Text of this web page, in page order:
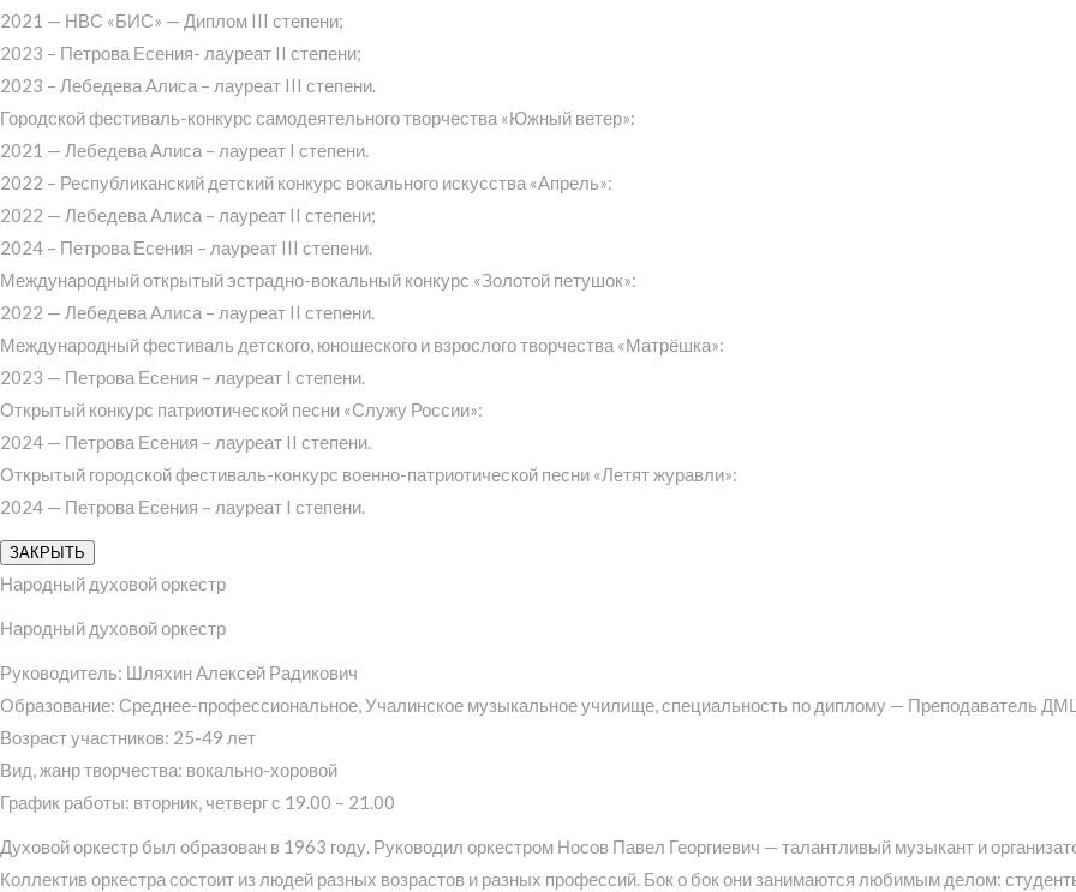
2021 — НВС «БИС» — Диплом III степени;
2023 – Петрова Есения- лауреат II степени;
2023 – Лебедева Алиса – лауреат III степени.
Городской фестиваль-конкурс самодеятельного творчества «Южный ветер»:
2021 — Лебедева Алиса – лауреат I степени.
2022 – Республиканский детский конкурс вокального искусства «Апрель»:
2022 — Лебедева Алиса – лауреат II степени;
2024 – Петрова Есения – лауреат III степени.
Международный открытый эстрадно-вокальный конкурс «Золотой петушок»:
2022 — Лебедева Алиса – лауреат II степени.
Международный фестиваль детского, юношеского и взрослого творчества «Матрёшка»:
2023 — Петрова Есения – лауреат I степени.
Открытый конкурс патриотической песни «Служу России»:
2024 — Петрова Есения – лауреат II степени.
Открытый городской фестиваль-конкурс военно-патриотической песни «Летят журавли»:
2024 — Петрова Есения – лауреат I степени.
ЗАКРЫТЬ
Народный духовой оркестр
Народный духовой оркестр
Руководитель: Шляхин Алексей Радикович
Образование: Среднее-профессиональное, Учалинское музыкальное училище, специальность по диплому — Преподаватель
Возраст участников: 25-49 лет
Вид, жанр творчества: вокально-хоровой
График работы: вторник, четверг с 19.00 – 21.00
Духовой оркестр был образован в 1963 году. Руководил оркестром Носов Павел Георгиевич — талантливый музыкант и
Коллектив оркестра состоит из людей разных возрастов и разных профессий. Бок о бок они занимаются любимым делом: